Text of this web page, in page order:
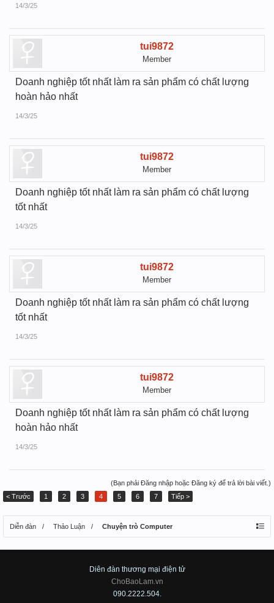
14/3/25
tui9872
Member
Doanh nghiệp tốt nhất làm ra sản phẩm có chất lượng
hoàn hảo nhất
14/3/25
tui9872
Member
Doanh nghiệp tốt nhất làm ra sản phẩm có chất lượng
tốt nhất
14/3/25
tui9872
Member
Doanh nghiệp tốt nhất làm ra sản phẩm có chất lượng
tốt nhất
14/3/25
tui9872
Member
Doanh nghiệp tốt nhất làm ra sản phẩm có chất lượng
hoàn hảo nhất
14/3/25
(Bạn phải Đăng nhập hoặc Đăng ký để trả lời bài viết.)
< Trước
1 2 3 4 5 6 7 Tiếp >
Diễn đàn Thảo Luận Chuyện trò Computer
Diên đàn thương mại điện tử
ChoBaoLam.vn
090.2222.504.